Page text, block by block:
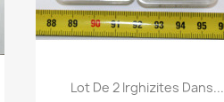
Aperçu rapide
Lot De 2 Irghizites Dans...